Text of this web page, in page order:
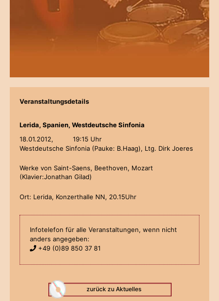
Veranstaltungsdetails
Lerida, Spanien, Westdeutsche Sinfonia
18.01.2012,
19:15 Uhr
Westdeutsche Sinfonia (Pauke: B.Haag), Ltg. Dirk Joeres
Werke von Saint-Saens, Beethoven, Mozart
(Klavier:Jonathan Gilad)
Ort: Lerida, Konzerthalle NN, 20.15Uhr
Infotelefon für alle Veranstaltungen, wenn nicht
anders angegeben:
+49 (0)89 850 37 81
zurück zu Aktuelles